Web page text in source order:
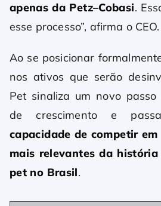
apenas da Petz–Cobasi.
esse processo”, afirma o CEO.
Ao se posicionar
nos ativos que serão
Pet sinaliza um novo
de crescimento e
capacidade de competir
mais relevantes da
pet no Brasil.